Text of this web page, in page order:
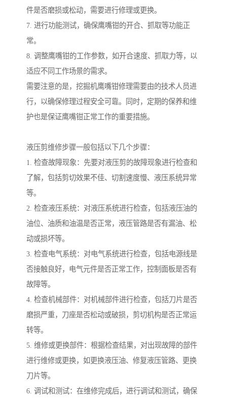
件是否磨损或松动，需要进行修理或更换。
7. 进行功能测试，确保鹰嘴钳的开合、抓取等功能正
常。
8. 调整鹰嘴钳的工作参数，如开合速度、抓取力等，以
适应不同工作场景的需求。
需要注意的是，挖掘机鹰嘴钳修理需要由的技术人员进
行，以确保修理过程安全可靠。同时，定期的保养和维
护也是保证鹰嘴钳正常工作的重要措施。
液压剪维修步骤一般包括以下几个步骤：
1. 检查故障现象：先要对液压剪的故障现象进行检查和
了解，包括剪切效果不佳、切割速度慢、液压系统异常
等。
2. 检查液压系统：对液压系统进行检查，包括液压油的
油位、油质和油温是否正常，液压管路是否有漏油、松
动或损坏等。
3. 检查电气系统：对电气系统进行检查，包括电源线是
否接触良好，电气元件是否正常工作，控制面板是否有
故障等。
4. 检查机械部件：对机械部件进行检查，包括刀片是否
磨损严重，刀座是否松动或破损，剪切机构是否正常运
转等。
5. 维修或更换部件：根据检查结果，对出现故障的部件
进行维修或更换，如更换液压油、修复液压管路、更换
刀片等。
6. 调试和测试：在维修完成后，进行调试和测试，确保